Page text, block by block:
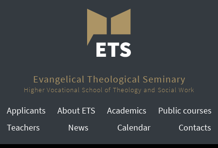
Evangelical Theological Seminary
Higher Vocational School of Theology and Social Work
Applicants About ETS Academics
Public courses
Teachers
News Calendar Contacts